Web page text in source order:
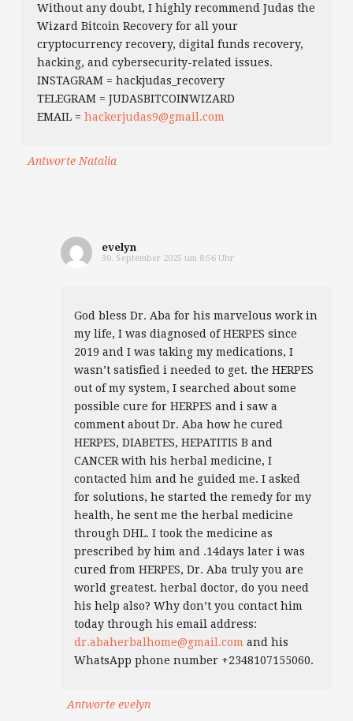
Without any doubt, I highly recommend Judas the
Wizard Bitcoin Recovery for all your
cryptocurrency recovery, digital funds recovery,
hacking, and cybersecurity-related issues.
INSTAGRAM = hackjudas_recovery
TELEGRAM = JUDASBITCOINWIZARD
EMAIL = hackerjudas9@gmail.com
Antworte Natalia
evelyn
30. September 2025 um 8:56 Uhr
God bless Dr. Aba for his marvelous work in
my life, I was diagnosed of HERPES since
2019 and I was taking my medications, I
wasn’t satisfied i needed to get. the HERPES
out of my system, I searched about some
possible cure for HERPES and i saw a
comment about Dr. Aba how he cured
HERPES, DIABETES, HEPATITIS B and
CANCER with his herbal medicine, I
contacted him and he guided me. I asked
for solutions, he started the remedy for my
health, he sent me the herbal medicine
through DHL. I took the medicine as
prescribed by him and .14days later i was
cured from HERPES, Dr. Aba truly you are
world greatest. herbal doctor, do you need
his help also? Why don’t you contact him
today through his email address:
dr.abaherbalhome@gmail.com and his
WhatsApp phone number +2348107155060.
Antworte evelyn